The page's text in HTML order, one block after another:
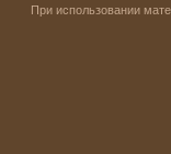
При использовании